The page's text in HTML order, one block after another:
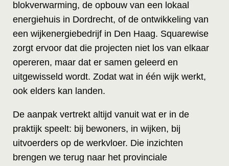
blokverwarming, de opbouw van een lokaal
energiehuis in Dordrecht, of de ontwikkeling van
een wijkenergiebedrijf in Den Haag. Squarewise
zorgt ervoor dat die projecten niet los van elkaar
opereren, maar dat er samen geleerd en
uitgewisseld wordt. Zodat wat in één wijk werkt,
ook elders kan landen.
De aanpak vertrekt altijd vanuit wat er in de
praktijk speelt: bij bewoners, in wijken, bij
uitvoerders op de werkvloer. Die inzichten
brengen we terug naar het provinciale